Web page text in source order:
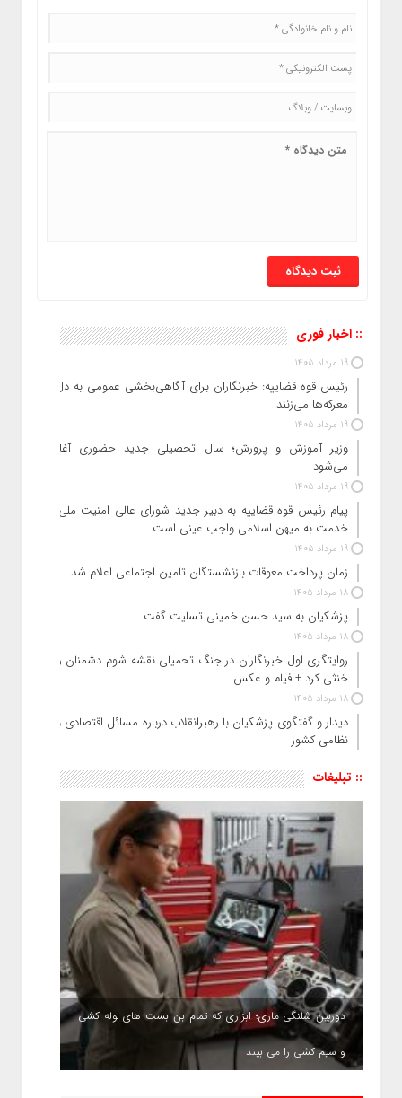
:: اخبار فوری
19 مرداد 1405
رئیس قوه قضاییه: خبرنگاران برای آگاهی‌بخشی عمومی به دل
معرکه‌ها می‌زنند
19 مرداد 1405
وزیر آموزش‌ و پرورش؛ سال تحصیلی جدید حضوری آغاز
می‌شود
19 مرداد 1405
پیام رئیس قوه قضاییه به دبیر جدید شورای عالی امنیت ملی:
خدمت به میهن اسلامی واجب عینی است
19 مرداد 1405
زمان پرداخت معوقات بازنشستگان تامین اجتماعی اعلام شد
18 مرداد 1405
پزشکیان به سید حسن خمینی تسلیت گفت
18 مرداد 1405
روایتگری اول خبرنگاران در جنگ تحمیلی نقشه شوم دشمنان را
خنثی کرد + فیلم و عکس
18 مرداد 1405
دیدار و گفتگوی پزشکیان با رهبرانقلاب درباره مسائل اقتصادی و
نظامی کشور
:: تبلیغات
دوربین شلنگی ماری؛ ابزاری که تمام بن بست های لوله کشی
و سیم کشی را می بیند